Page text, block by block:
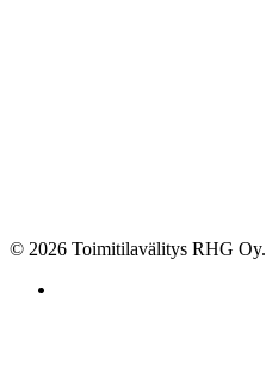
© 2026 Toimitilavälitys RHG Oy.